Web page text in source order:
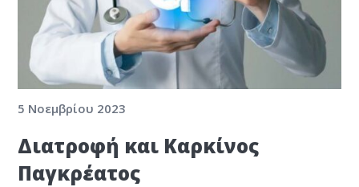
5 Νοεμβρίου 2023
Διατροφή και Καρκίνος
Παγκρέατος